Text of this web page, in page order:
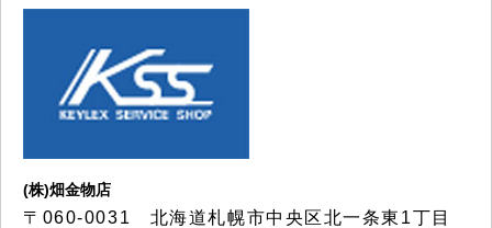
(株)畑金物店
〒060-0031 北海道札幌市中央区北一条東1丁目